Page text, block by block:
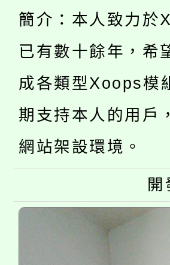
徵才活動。
YOUNG桃
局官網。
8月14至27
開!
115年桃園
田徑場及游
桃園市低收
視費優惠，
半價優惠，
者。
份教師增能
大溪自造教
份教師研習
淨零綠生活
115年食農
簡介：本人致力於
已有數十餘年，希
成各類型Xoops模
期支持本人的用戶
網站架設環境。
開